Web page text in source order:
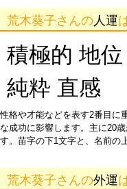
荒木葵子さんの 人運
積極的 地
純粋 直感
性格や才能などを表す2番目に
な成功に影響します。主に20
す。苗字の下1文字と、名前の
荒木葵子さんの外運